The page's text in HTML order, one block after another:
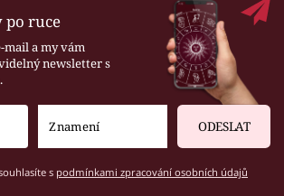
po ruce
mail a my vám
newsletter s
ODESLAT
s podmínkami zpracování osobních údajů